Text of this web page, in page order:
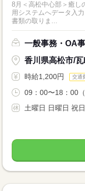
8月＜高松中心部＞癒し
用システムへデータ入
書類の取りま...
一般事務・OA
香川県高松市/瓦
時給1,200円 交通
09：00〜18：00
土曜日 日曜日 祝日